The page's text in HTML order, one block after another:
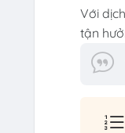
Với
tận